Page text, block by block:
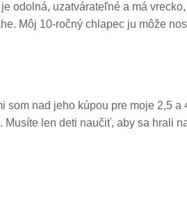
odolná, uzatvárateľné a má
Môj 10-ročný chlapec ju môže
nad jeho kúpou pre moje 2,5
len deti naučiť, aby sa hrali